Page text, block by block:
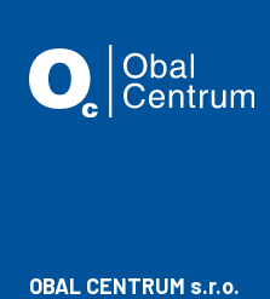
OBAL CENTRUM s.r.o.